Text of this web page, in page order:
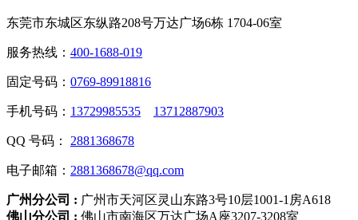
东莞市东城区东纵路208号万达广场6栋 1704-06室
服务热线： 400-1688-019
固定号码： 0769-89918816
手机号码： 13729985535 13712887903
QQ 号码： 2881368678
电子邮箱： 2881368678@qq.com
广州分公司 : 广州市天河区灵山东路3号10层1001-1房A618
佛山分公司 : 佛山市南海区万达广场A座3207-3208室